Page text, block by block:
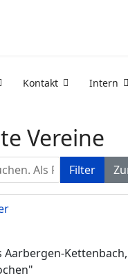
Kontakt Intern
Vereine
Als Präfix „ID:“
Filter
Aarbergen-